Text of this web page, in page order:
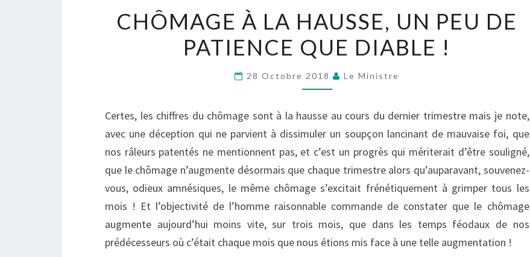
À
LA
HAUSSE,
UN
DE
PATIENCE
QUE
DIABLE !
CHÔMAGE À LA HAUSSE, UN PEU DE
PATIENCE QUE DIABLE !
28 Octobre 2018 Le Ministre
Certes, les chiffres du chômage sont à la hausse au cours du dernier trimestre mais je note,
avec une déception qui ne parvient à dissimuler un soupçon lancinant de mauvaise foi, que
nos râleurs patentés ne mentionnent pas, et c’est un progrès qui mériterait d’être souligné,
que le chômage n’augmente désormais que chaque trimestre alors qu’auparavant, souvenez-
vous, odieux amnésiques, le même chômage s’excitait frénétiquement à grimper tous les
mois ! Et l’objectivité de l’homme raisonnable commande de constater que le chômage
augmente aujourd’hui moins vite, sur trois mois, que dans les temps féodaux de nos
prédécesseurs où c’était chaque mois que nous étions mis face à une telle augmentation !